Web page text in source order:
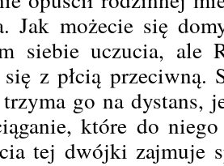
Jak możecie się
siebie uczucia, ale
się z płcią
go na dystans,
które do
tej dwójki zajmuje